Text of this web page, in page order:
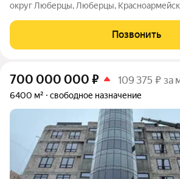
округ Люберцы, Люберцы,
-1 из 5 Кол-во этажей: 5 Возможна
продажа. В собственности
Позвонить
700 000 000 ₽ 109 375 ₽ за
6400 м² свободное назначение